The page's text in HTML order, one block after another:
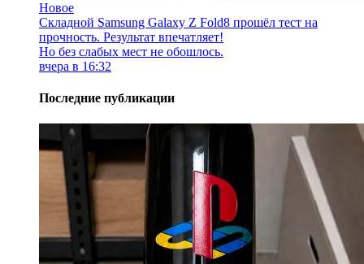
Новое
Складной Samsung Galaxy Z Fold8 прошёл тест на
прочность. Результат впечатляет!
Но без слабых мест не обошлось.
вчера в 16:32
Последние публикации